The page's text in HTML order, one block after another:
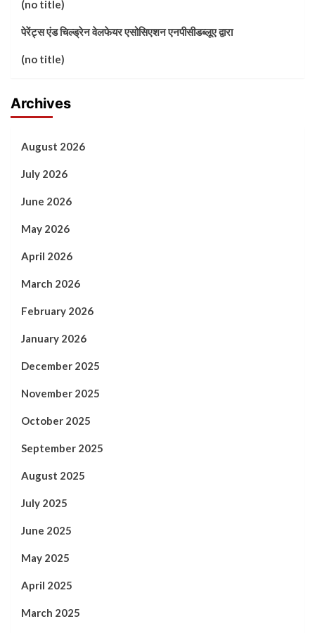
(no title)
पेरेंट्स एंड चिल्ड्रेन वेलफेयर एसोसिएशन एनपीसीडब्लूए द्वारा
(no title)
Archives
August 2026
July 2026
June 2026
May 2026
April 2026
March 2026
February 2026
January 2026
December 2025
November 2025
October 2025
September 2025
August 2025
July 2025
June 2025
May 2025
April 2025
March 2025